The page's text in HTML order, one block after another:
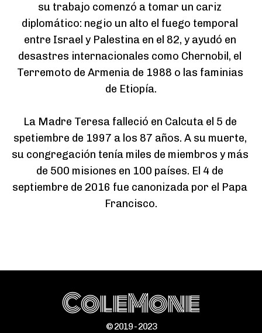
su trabajo comenzó a tomar un cariz
diplomático: negio un alto el fuego temporal
entre Israel y Palestina en el 82, y ayudó en
desastres internacionales como Chernobil, el
Terremoto de Armenia de 1988 o las faminias
de Etiopía.
La Madre Teresa falleció en Calcuta el 5 de
spetiembre de 1997 a los 87 años. A su muerte,
su congregación tenía miles de miembros y más
de 500 misiones en 100 países. El 4 de
septiembre de 2016 fue canonizada por el Papa
Francisco.
ColeMone
© 2019 - 2023